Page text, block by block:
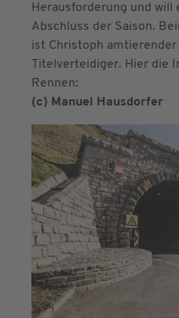
Herausforderung und will
Abschluss der Saison.
ist Christoph amtierender
Titelverteidiger. Hier die
Rennen:
(c) Manuel Hausdorfer